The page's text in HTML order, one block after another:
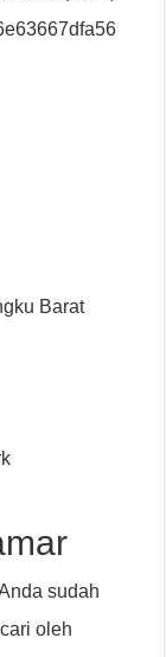
Barat
sudah
oleh